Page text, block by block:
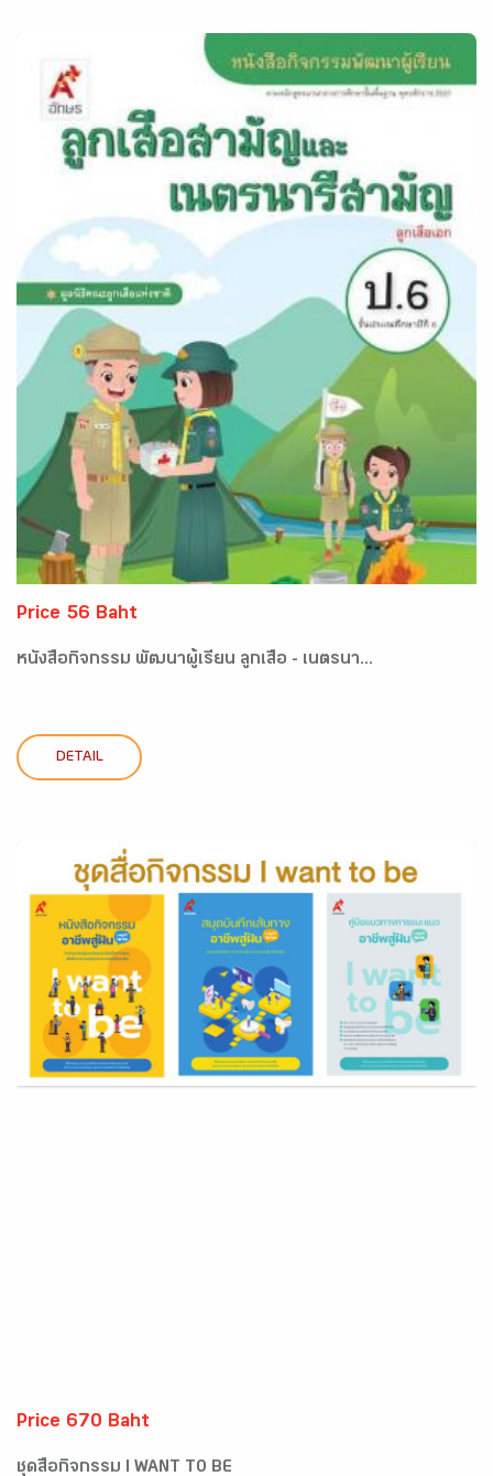
Price 56 Baht
หนังสือกิจกรรม พัฒนาผู้เรียน ลูกเสือ - เนตรนา...
DETAIL
Price 670 Baht
ชุดสื่อกิจกรรม I WANT TO BE